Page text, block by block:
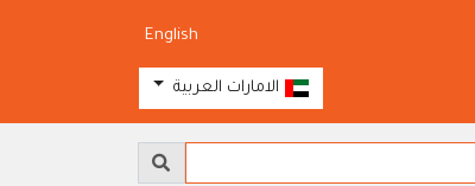
English
الامارات العربية